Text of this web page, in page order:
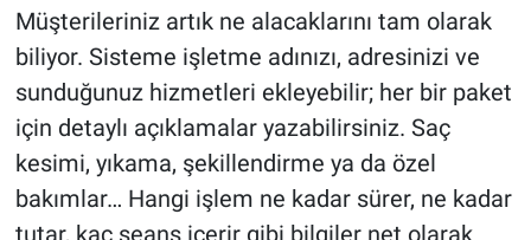
Müşterileriniz artık ne alacaklarını tam olarak
biliyor. Sisteme işletme adınızı, adresinizi ve
sunduğunuz hizmetleri ekleyebilir; her bir paket
için detaylı açıklamalar yazabilirsiniz. Saç
kesimi, yıkama, şekillendirme ya da özel
bakımlar… Hangi işlem ne kadar sürer, ne kadar
tutar, kaç seans içerir gibi bilgiler net olarak